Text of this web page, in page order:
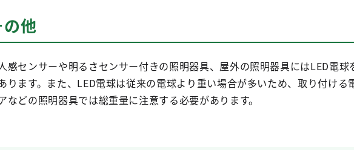
の他
感センサーや明るさセンサー付きの照明器具、屋外の照明器具にはLED電球
ります。また、LED電球は従来の電球より重い場合が多いため、取り付ける
などの照明器具では総重量に注意する必要があります。